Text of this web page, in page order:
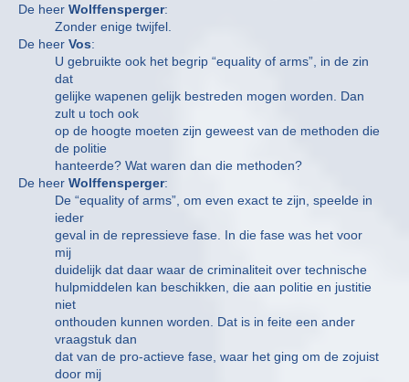
De heer Wolffensperger:
Zonder enige twijfel.
De heer Vos:
U gebruikte ook het begrip “equality of arms”, in de zin
dat
gelijke wapenen gelijk bestreden mogen worden. Dan
zult u toch ook
op de hoogte moeten zijn geweest van de methoden die
de politie
hanteerde? Wat waren dan die methoden?
De heer Wolffensperger:
De “equality of arms”, om even exact te zijn, speelde in
ieder
geval in de repressieve fase. In die fase was het voor
mij
duidelijk dat daar waar de criminaliteit over technische
hulpmiddelen kan beschikken, die aan politie en justitie
niet
onthouden kunnen worden. Dat is in feite een ander
vraagstuk dan
dat van de pro-actieve fase, waar het ging om de zojuist
door mij